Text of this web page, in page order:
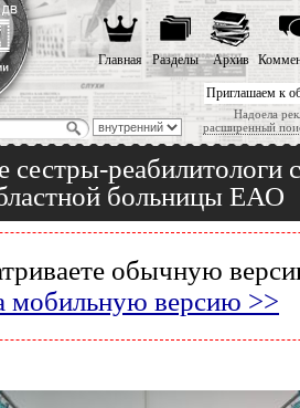
Приглашаем к
Надоела
расширенный
Главная Разделы Архив
сестры-
больницы ЕАО
обычную
мобильную версию >>